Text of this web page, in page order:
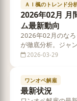
ＡＩ楓のトレンド分
2026年02月
ム最新動向
2026年02月のなろ
が徹底分析。ジャ
向をデータで解説し
2026-03-29
ワンオペ解雇
最新状況